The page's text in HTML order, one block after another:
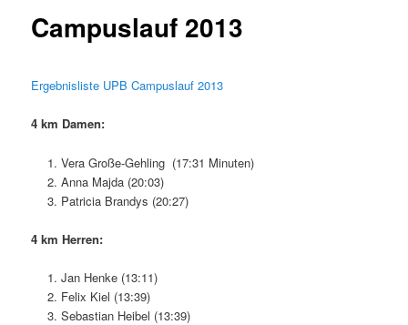
Campuslauf 2013
Ergebnisliste UPB Campuslauf 2013
4 km Damen:
Vera Große-Gehling (17:31 Minuten)
Anna Majda (20:03)
Patricia Brandys (20:27)
4 km Herren:
Jan Henke (13:11)
Felix Kiel (13:39)
Sebastian Heibel (13:39)